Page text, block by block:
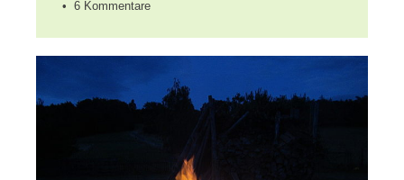
• 6 Kommentarezu
muss“-